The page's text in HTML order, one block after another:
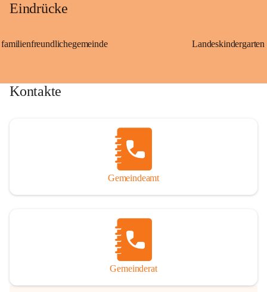
Eindrücke
familienfreundlichegemeinde
Kontakte
Gemeindeamt
Gemeinderat